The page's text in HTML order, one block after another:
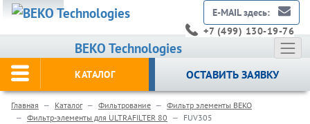
BEKO Technologies
E-MAIL здесь:
+7 (499) 130-19-76
КАТАЛОГ ОСТАВИТЬ ЗАЯВКУ
Главная Каталог Фильтрование
Фильтр элементы BEKO
Фильтр-элементы для ULTRAFILTER 80
FUV305